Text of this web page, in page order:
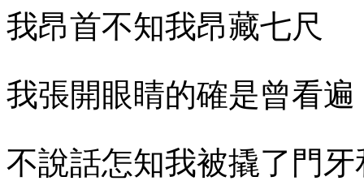
我昂首不知我昂藏七尺
我張開眼睛的確是曾看遍
不說話怎知我被撬了門牙